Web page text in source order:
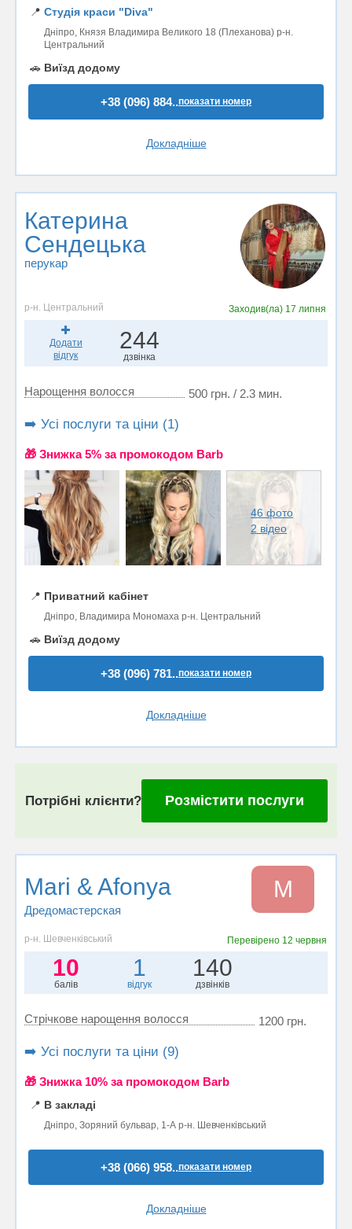
📍 Студія краси "Diva"
Дніпро, Князя Владимира Великого 18 (Плеханова) р-н.
Центральний
🚗 Виїзд додому
+38 (096) 884..показати номер
Докладніше
Катерина
Сендецька
перукар
р-н. Центральний Заходив(ла) 17 липня
Додати
відгук
244
дзвінка
Нарощення волосся 500 грн. / 2.3 мин.
➡️ Усі послуги та ціни (1)
🎁 Знижка 5% за промокодом Barb
46 фото
2 відео
📍 Приватний кабінет
Дніпро, Владимира Мономаха р-н. Центральний
🚗 Виїзд додому
+38 (096) 781..показати номер
Докладніше
Потрібні клієнти? Розмістити послуги
Mari & Afonya
Дредомастерская
M
р-н. Шевченківський Перевірено 12 червня
10
балів
1
відгук
140
дзвінків
Стрічкове нарощення волосся 1200 грн.
➡️ Усі послуги та ціни (9)
🎁 Знижка 10% за промокодом Barb
📍 В закладі
Дніпро, Зоряний бульвар, 1-А р-н. Шевченківський
+38 (066) 958..показати номер
Докладніше